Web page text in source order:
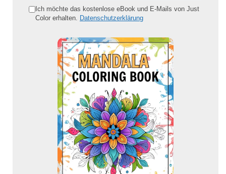
e Ich möchte das kostenlose eBook und E-Mails von Just
Color erhalten. Datenschutzerklärung